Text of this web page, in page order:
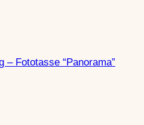
– Fototasse “Panorama”